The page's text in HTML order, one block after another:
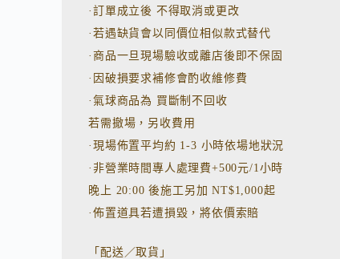
·訂單成立後 不得取消或更改
·若遇缺貨會以同價位相似款式替代
·商品一旦現場驗收或離店後即不保固
·因破損要求補修會酌收維修費
·氣球商品為 買斷制不回收
若需撤場，另收費用
·現場佈置平均約 1-3 小時依場地狀況
·非營業時間專人處理費+500元/1小時
晚上 20:00 後施工另加 NT$1,000起
·佈置道具若遭損毀，將依價索賠
「配送／取貨」